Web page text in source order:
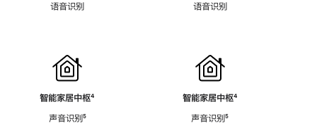
语音识别
智能家居中枢脚
⁴
声音识别脚
⁵
语音识别
智能家居中枢脚
⁴
声音识别脚
⁵